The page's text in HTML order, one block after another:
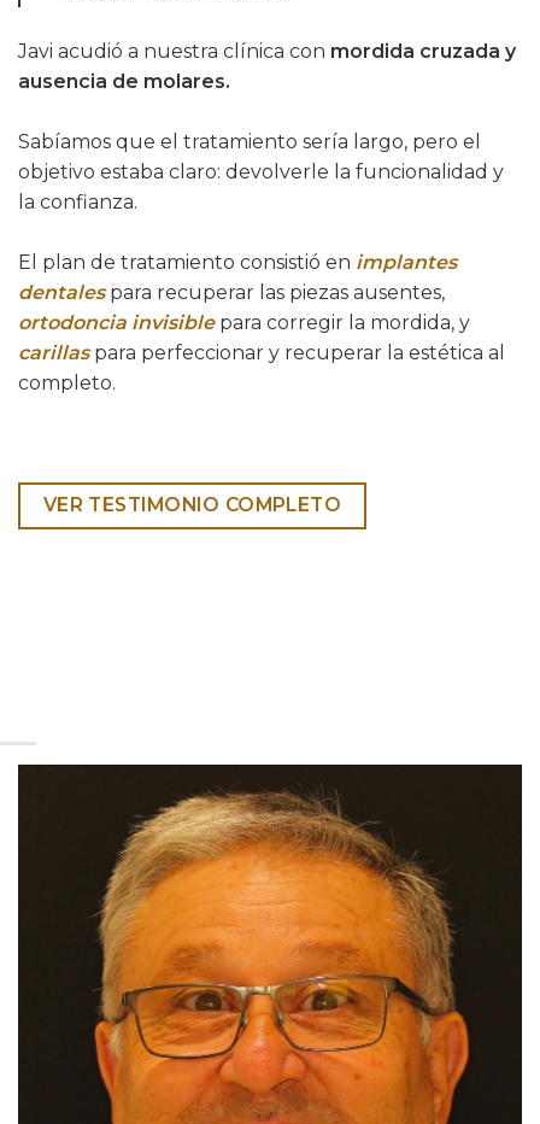
Javi acudió a nuestra clínica con mordida cruzada y
ausencia de molares.
Sabíamos que el tratamiento sería largo, pero el
objetivo estaba claro: devolverle la funcionalidad y
la confianza.
El plan de tratamiento consistió en implantes
dentalespara recuperar las piezas ausentes,
ortodoncia invisiblepara corregir la mordida, y
carillaspara perfeccionar y recuperar la estética al
completo.
VER TESTIMONIO COMPLETO